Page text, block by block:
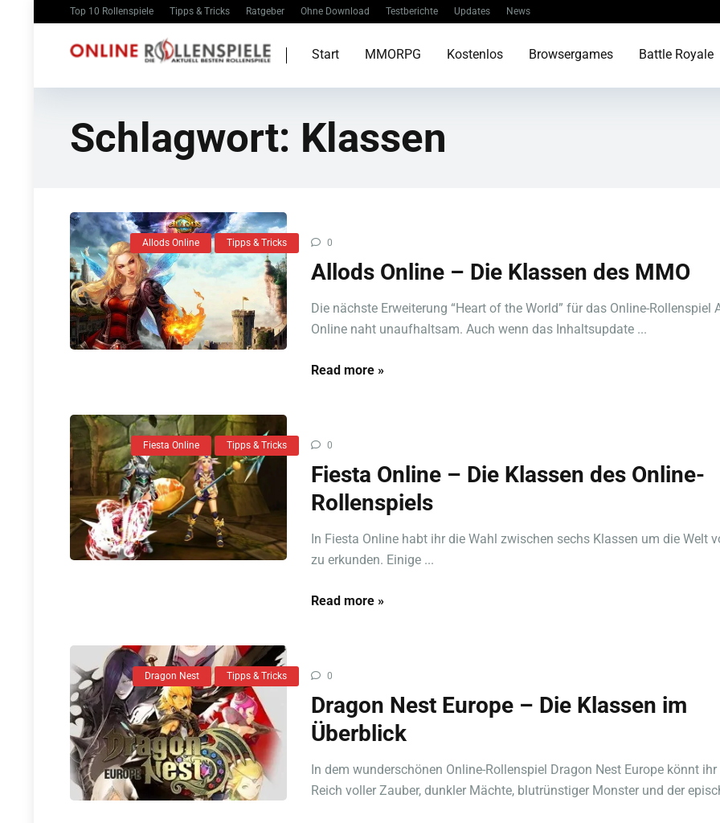
Top 10 Rollenspiele Tipps & Tricks Ratgeber Ohne Download Testberichte Updates News
Start MMORPG Kostenlos Browsergames Battle Royale
Schlagwort: Klassen
Allods Online Tipps & Tricks 0
Allods Online – Die Klassen des MMO
Die nächste Erweiterung “Heart of the World” für das Online-Rollenspiel
Online naht unaufhaltsam. Auch wenn das Inhaltsupdate ...
Read more »
Fiesta Online Tipps & Tricks 0
Fiesta Online – Die Klassen des Online-
Rollenspiels
In Fiesta Online habt ihr die Wahl zwischen sechs Klassen um die Welt
zu erkunden. Einige ...
Read more »
Dragon Nest Tipps & Tricks 0
Dragon Nest Europe – Die Klassen im
Überblick
In dem wunderschönen Online-Rollenspiel Dragon Nest Europe könnt ihr
Reich voller Zauber, dunkler Mächte, blutrünstiger Monster und der